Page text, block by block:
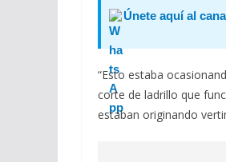
Únete aquí al
“Esto estaba
corte de ladrillo que
estaban originando